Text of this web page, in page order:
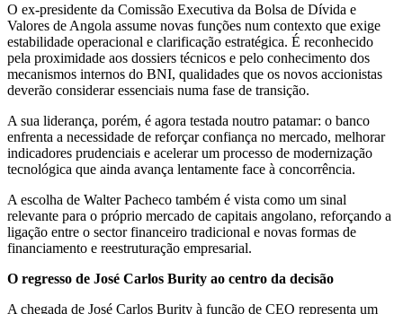
O ex-presidente da Comissão Executiva da Bolsa de Dívida e
Valores de Angola assume novas funções num contexto que exige
estabilidade operacional e clarificação estratégica. É reconhecido
pela proximidade aos dossiers técnicos e pelo conhecimento dos
mecanismos internos do BNI, qualidades que os novos accionistas
deverão considerar essenciais numa fase de transição.
A sua liderança, porém, é agora testada noutro patamar: o banco
enfrenta a necessidade de reforçar confiança no mercado, melhorar
indicadores prudenciais e acelerar um processo de modernização
tecnológica que ainda avança lentamente face à concorrência.
A escolha de Walter Pacheco também é vista como um sinal
relevante para o próprio mercado de capitais angolano, reforçando a
ligação entre o sector financeiro tradicional e novas formas de
financiamento e reestruturação empresarial.
O regresso de José Carlos Burity ao centro da decisão
A chegada de José Carlos Burity à função de CEO representa um